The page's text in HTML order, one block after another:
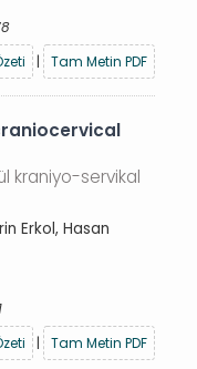
| Tam Metin PDF
kraniyo-servikal
Erkol, Hasan
| Tam Metin PDF